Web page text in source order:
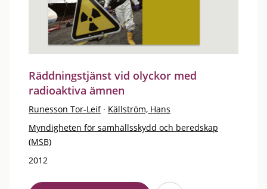
Räddningstjänst vid olyckor med
radioaktiva ämnen
Runesson Tor-Leif · Källström, Hans
Myndigheten för samhällsskydd och beredskap
(MSB)
2012